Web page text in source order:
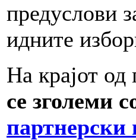
предуслови
идните
На крајот од
се зголеми
партнерски